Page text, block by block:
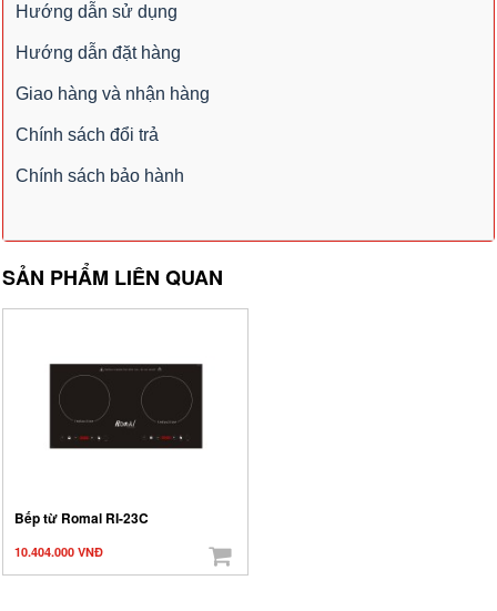
Hướng dẫn sử dụng
Hướng dẫn đặt hàng
Giao hàng và nhận hàng
Chính sách đổi trả
Chính sách bảo hành
SẢN PHẨM LIÊN QUAN
Bếp từ Romal RI-23C
10.404.000 VNĐ